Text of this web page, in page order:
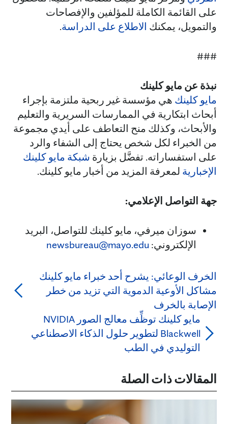
على القائمة الكاملة للمؤلفين والإفصاحات
والتمويل، يمكنك الاطلاع على الدراسة.
###
نبذة عن مايو كلينك
مايو كلينك هي مؤسسة غير ربحية ملتزمة بإجراء
أبحاث ابتكارية في الممارسات السريرية والتعليم
والأبحاث، وكذلك منح التعاطف على أيدي مجموعة
من الخبراء لكل شخص يحتاج إلى الشفاء والرد
على استفساراته. تفضَّل بزيارة شبكة مايو كلينك
الإخبارية لمعرفة المزيد من أخبار مايو كلينك.
جهة التواصل الإعلامي:
سوزان ميرفي، مايو كلينك للتواصل، البريد
الإلكتروني: newsbureau@mayo.edu
الخرف الوعائي: يشرح أحد خبراء مايو كلينك
مشاكل الأوعية الدموية التي تزيد من خطر
الإصابة بالخرف
مايو كلينك توظِّف معالج الصور NVIDIA
Blackwell لتطوير حلول الذكاء الاصطناعي
التوليدي في الطب
المقالات ذات الصلة